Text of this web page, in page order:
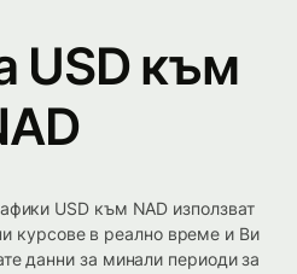
USD към
USD към NAD използват
курсове в реално време и Ви
данни за минали периоди за